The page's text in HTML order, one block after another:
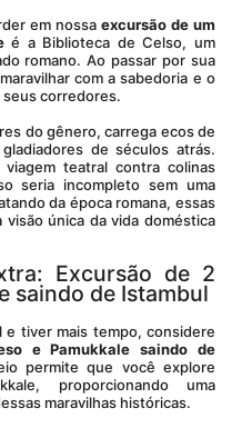
em nossa excursão de um
é a Biblioteca de Celso, um
romano. Ao passar por sua
com a sabedoria e o
corredores.
de séculos atrás.
teatral contra colinas
seria incompleto sem uma
da época romana, essas
única da vida doméstica
Excursão de 2
saindo de Istambul
e Pamukkale saindo de
permite que você explore
proporcionando uma
maravilhas históricas.